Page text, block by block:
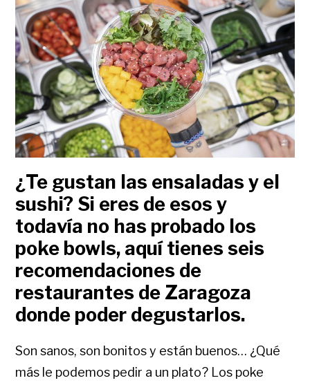
¿Te gustan las ensaladas y el
sushi? Si eres de esos y
todavía no has probado los
poke bowls, aquí tienes seis
recomendaciones de
restaurantes de Zaragoza
donde poder degustarlos.
Son sanos, son bonitos y están buenos… ¿Qué
más le podemos pedir a un plato? Los poke